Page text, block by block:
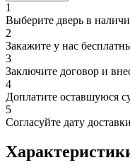
1
Выберите дверь в
2
Закажите у нас
3
Заключите договор и
4
Доплатите оставшуюся
5
Согласуйте дату